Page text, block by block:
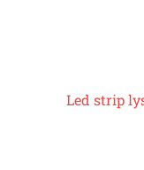
Led strip